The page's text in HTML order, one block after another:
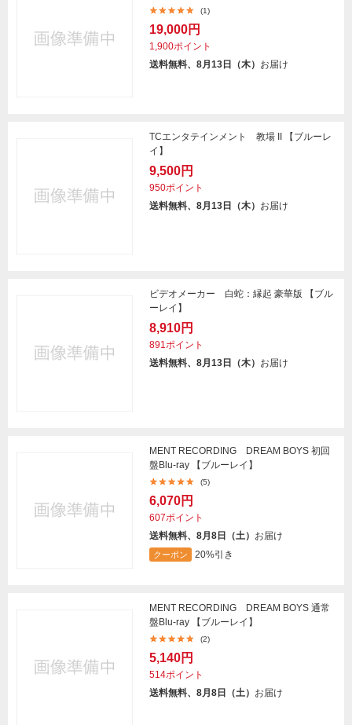
(1)
19,000円
1,900ポイント
送料無料、8月13日（木） お届け
TCエンタテインメント 教場 II 【ブルーレ
イ】
9,500円
950ポイント
送料無料、8月13日（木） お届け
ビデオメーカー 白蛇：縁起 豪華版 【ブル
ーレイ】
8,910円
891ポイント
送料無料、8月13日（木） お届け
MENT RECORDING DREAM BOYS 初回
盤Blu-ray 【ブルーレイ】
(5)
6,070円
607ポイント
送料無料、8月8日（土） お届け
クーポン 20%引き
MENT RECORDING DREAM BOYS 通常
盤Blu-ray 【ブルーレイ】
(2)
5,140円
514ポイント
送料無料、8月8日（土） お届け